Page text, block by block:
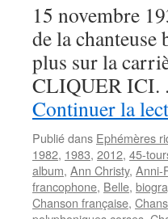
15 novembre
de la
plus sur la
CLIQUER
Continuer la
Publié dans Ephémères
1982, 1983, 2012, 45-
album, Ann Christy, Anni-
francophone, Belle,
Chanson française,